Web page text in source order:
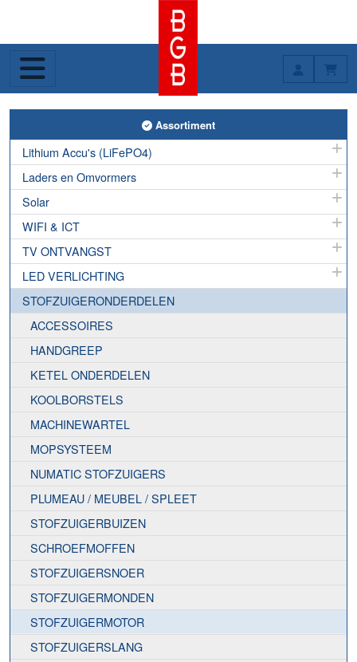
Toggle Assortiment
Assortiment
Lithium Accu's (LiFePO4)
Laders en Omvormers
Solar
WIFI & ICT
TV ONTVANGST
LED VERLICHTING
STOFZUIGERONDERDELEN
ACCESSOIRES
HANDGREEP
KETEL ONDERDELEN
KOOLBORSTELS
MACHINEWARTEL
MOPSYSTEEM
NUMATIC STOFZUIGERS
PLUMEAU / MEUBEL / SPLEET
STOFZUIGERBUIZEN
SCHROEFMOFFEN
STOFZUIGERSNOER
STOFZUIGERMONDEN
STOFZUIGERMOTOR
STOFZUIGERSLANG